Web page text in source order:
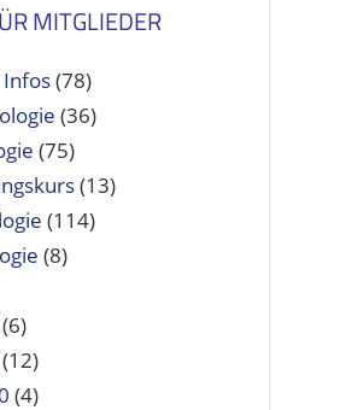
MITGLIEDER
(78)
(36)
(75)
(13)
(114)
(8)
(6)
(12)
(4)